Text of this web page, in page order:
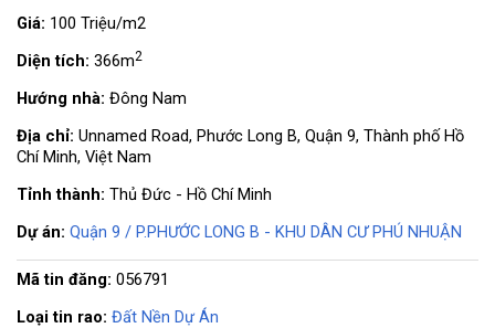
Giá: 100 Triệu/m2
Diện tích: 366m2
Hướng nhà: Đông Nam
Địa chỉ: Unnamed Road, Phước Long B, Quận 9, Thành phố Hồ
Chí Minh, Việt Nam
Tỉnh thành: Thủ Đức - Hồ Chí Minh
Dự án: Quận 9 / P.PHƯỚC LONG B - KHU DÂN CƯ PHÚ NHUẬN
Mã tin đăng: 056791
Loại tin rao: Đất Nền Dự Án